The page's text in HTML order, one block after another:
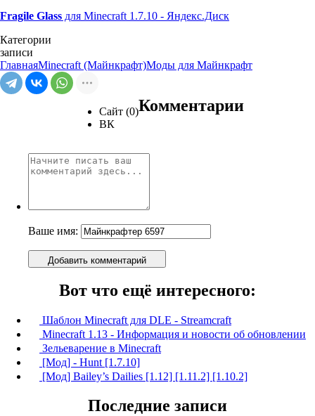
Fragile Glass для Minecraft 1.7.10 - Яндекс.Диск
Категории
записи
ГлавнаяMinecraft (Майнкрафт)Моды для Майнкрафт
Сайт (0)
ВК
Комментарии
Ваше имя:
Добавить комментарий
Вот что ещё интересного:
Шаблон Minecraft для DLE - Streamcraft
Minecraft 1.13 - Информация и новости об обновлении
Зельеварение в Minecraft
[Мод] - Hunt [1.7.10]
[Мод] Bailey’s Dailies [1.12] [1.11.2] [1.10.2]
Последние записи